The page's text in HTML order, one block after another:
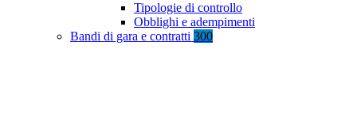
Tipologie di controllo
Obblighi e adempimenti
Bandi di gara e contratti 300